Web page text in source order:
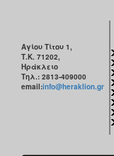
Αγίου Τίτου 1,
Τ.Κ. 71202,
Ηράκλειο
Τηλ.: 2813-409000
email:info@heraklion.gr